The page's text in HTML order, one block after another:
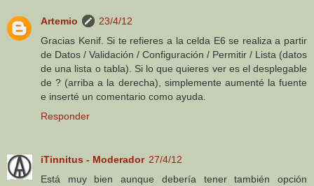
Artemio
23/4/12
Gracias Kenif. Si te refieres a la celda E6 se realiza a partir
de Datos / Validación / Configuración / Permitir / Lista (datos
de una lista o tabla). Si lo que quieres ver es el desplegable
de ? (arriba a la derecha), simplemente aumenté la fuente
e inserté un comentario como ayuda.
Responder
iTinnitus - Moderador 27/4/12
Está muy bien aunque debería tener también opción